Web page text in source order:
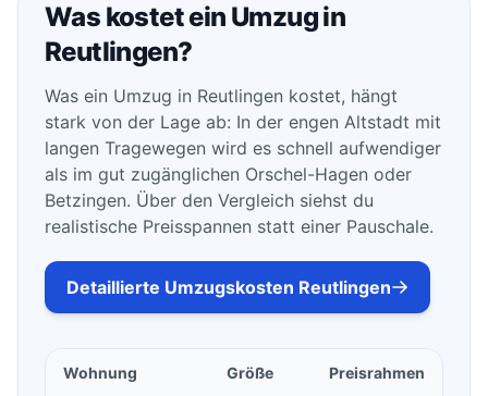
Was kostet ein Umzug in
Reutlingen?
Was ein Umzug in Reutlingen kostet, hängt
stark von der Lage ab: In der engen Altstadt mit
langen Tragewegen wird es schnell aufwendiger
als im gut zugänglichen Orschel-Hagen oder
Betzingen. Über den Vergleich siehst du
realistische Preisspannen statt einer Pauschale.
Detaillierte Umzugskosten Reutlingen
Wohnung Größe Preisrahmen